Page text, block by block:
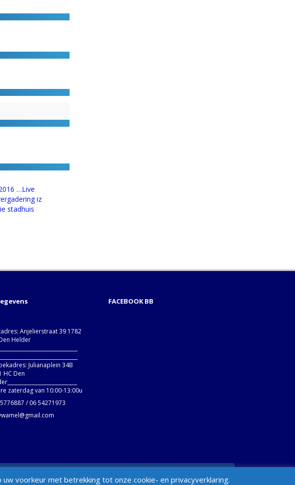
…Live
iz
stadhuis
Anjelierstraat 39 1782
Helder
Julianaplein 34B
HC Den
zaterdag van 10:00-13:00u
/ 06 54271973
FACEBOOK BB
from Wordpress Admin > Appearance > Menus > "Manage Locations" Box
voorkeur met betrekking tot onze cookie- en privacyverklaring.